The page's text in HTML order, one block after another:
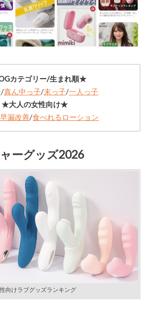
カテゴリー/生まれ順★
/真ん中っ子/末っ子/一人っ子
★大人の女性向け★
漏改善/食べれるローション
ーグッズ2026
向けラブグッズランキング